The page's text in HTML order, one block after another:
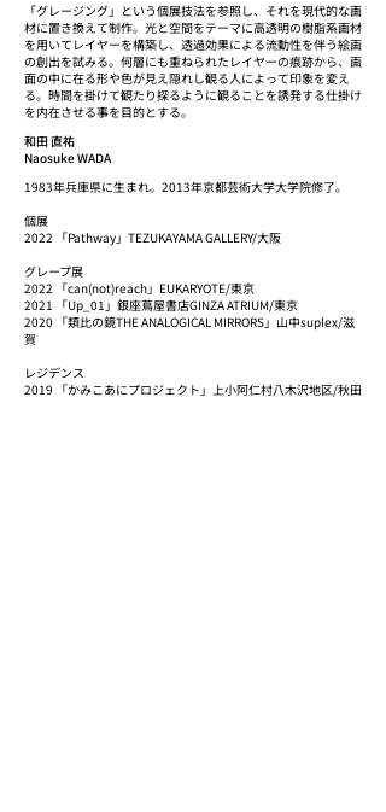
「グレージング」という個展技法を参照し、それを現代的な画
材に置き換えて制作。光と空間をテーマに高透明の樹脂系画材
を用いてレイヤーを構築し、透過効果による流動性を伴う絵画
の創出を試みる。何層にも重ねられたレイヤーの痕跡から、画
面の中に在る形や色が見え隠れし観る人によって印象を変え
る。時間を掛けて観たり探るように観ることを誘発する仕掛け
を内在させる事を目的とする。
和田 直祐
Naosuke WADA
1983年兵庫県に生まれ。2013年京都芸術大学大学院修了。
個展
2022 「Pathway」TEZUKAYAMA GALLERY/大阪
グレープ展
2022 「can(not)reach」EUKARYOTE/東京
2021 「Up_01」銀座蔦屋書店GINZA ATRIUM/東京
2020 「類比の鏡THE ANALOGICAL MIRRORS」山中suplex/滋
賀
レジデンス
2019 「かみこあにプロジェクト」上小阿仁村八木沢地区/秋田